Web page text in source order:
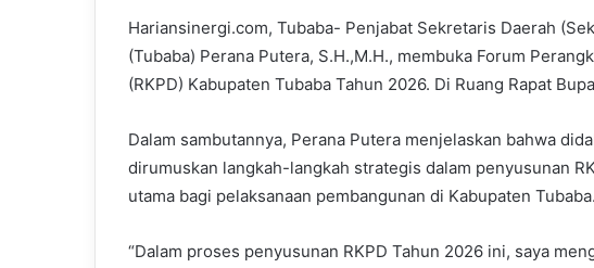
Hariansinergi.com, Tubaba- Penjabat Sekretaris Daerah
(Tubaba) Perana Putera, S.H.,M.H., membuka Forum
(RKPD) Kabupaten Tubaba Tahun 2026. Di Ruang Rapat
Dalam sambutannya, Perana Putera menjelaskan bahwa
dirumuskan langkah-langkah strategis dalam penyusunan
utama bagi pelaksanaan pembangunan di Kabupaten Tubaba.
“Dalam proses penyusunan RKPD Tahun 2026 ini, saya